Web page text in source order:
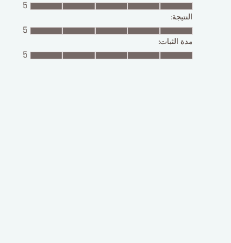
5
النتيجة:
5
مدة الثبات:
5